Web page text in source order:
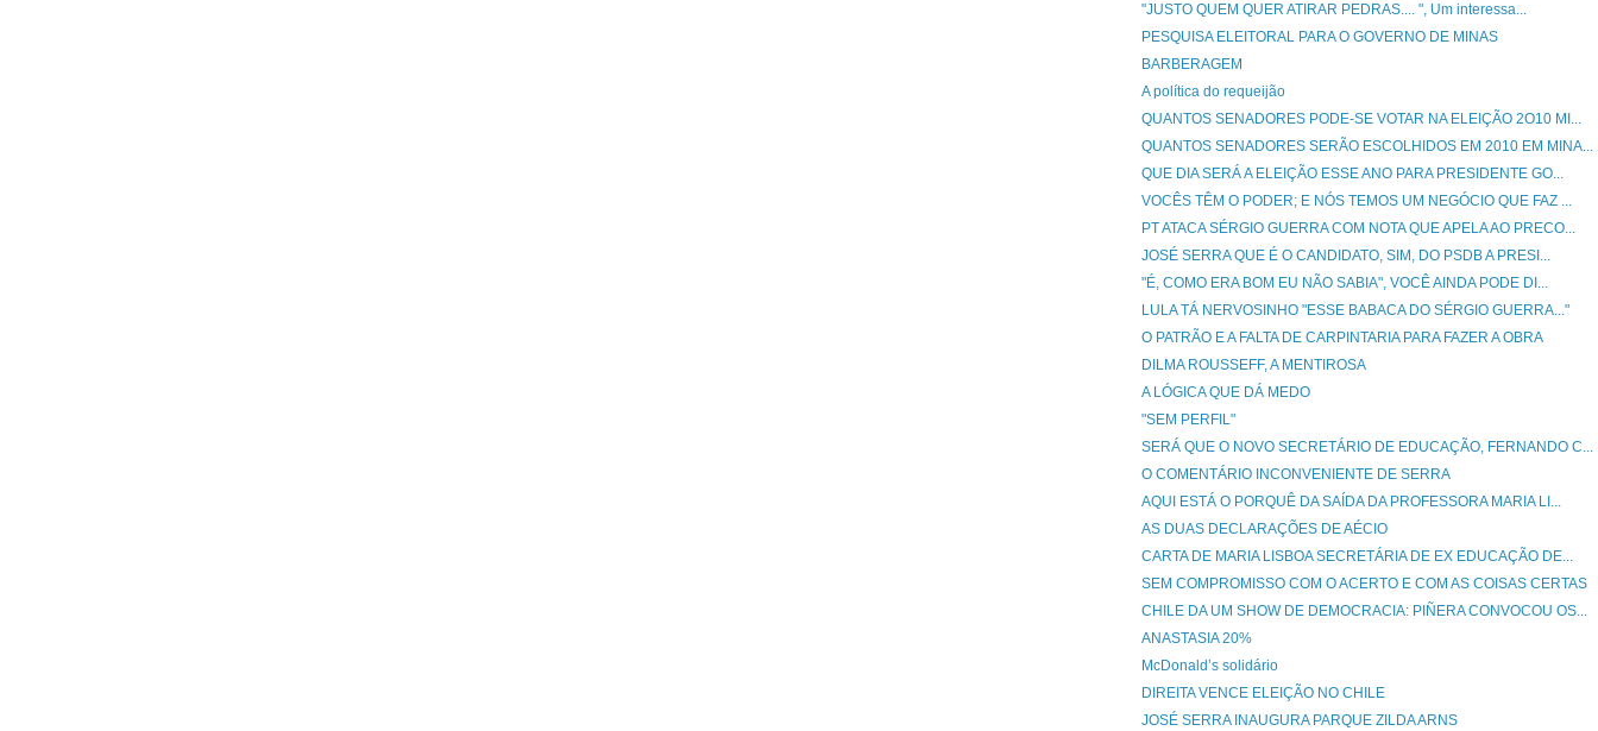
"JUSTO QUEM QUER ATIRAR PEDRAS.... ", Um interessa...
PESQUISA ELEITORAL PARA O GOVERNO DE MINAS
BARBERAGEM
A política do requeijão
QUANTOS SENADORES PODE-SE VOTAR NA ELEIÇÃO 2O10 MI...
QUANTOS SENADORES SERÃO ESCOLHIDOS EM 2010 EM MINA...
QUE DIA SERÁ A ELEIÇÃO ESSE ANO PARA PRESIDENTE GO...
VOCÊS TÊM O PODER; E NÓS TEMOS UM NEGÓCIO QUE FAZ ...
PT ATACA SÉRGIO GUERRA COM NOTA QUE APELA AO PRECO...
JOSÉ SERRA QUE É O CANDIDATO, SIM, DO PSDB A PRESI...
"É, COMO ERA BOM EU NÃO SABIA", VOCÊ AINDA PODE DI...
LULA TÁ NERVOSINHO "ESSE BABACA DO SÉRGIO GUERRA..."
O PATRÃO E A FALTA DE CARPINTARIA PARA FAZER A OBRA
DILMA ROUSSEFF, A MENTIROSA
A LÓGICA QUE DÁ MEDO
"SEM PERFIL"
SERÁ QUE O NOVO SECRETÁRIO DE EDUCAÇÃO, FERNANDO C...
O COMENTÁRIO INCONVENIENTE DE SERRA
AQUI ESTÁ O PORQUÊ DA SAÍDA DA PROFESSORA MARIA LI...
AS DUAS DECLARAÇÕES DE AÉCIO
CARTA DE MARIA LISBOA SECRETÁRIA DE EX EDUCAÇÃO DE...
SEM COMPROMISSO COM O ACERTO E COM AS COISAS CERTAS
CHILE DA UM SHOW DE DEMOCRACIA: PIÑERA CONVOCOU OS...
ANASTASIA 20%
McDonald’s solidário
DIREITA VENCE ELEIÇÃO NO CHILE
JOSÉ SERRA INAUGURA PARQUE ZILDA ARNS